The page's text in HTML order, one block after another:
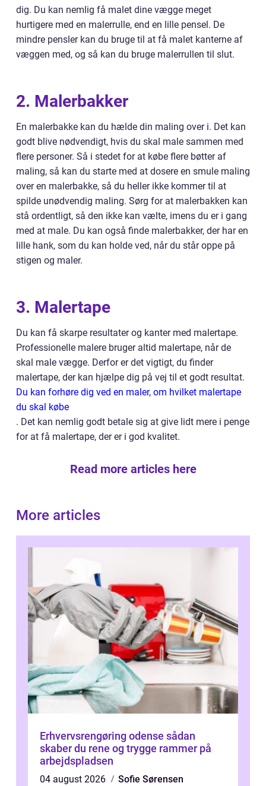
dig. Du kan nemlig få malet dine vægge meget
hurtigere med en malerrulle, end en lille pensel. De
mindre pensler kan du bruge til at få malet kanterne af
væggen med, og så kan du bruge malerrullen til slut.
2. Malerbakker
En malerbakke kan du hælde din maling over i. Det kan
godt blive nødvendigt, hvis du skal male sammen med
flere personer. Så i stedet for at købe flere bøtter af
maling, så kan du starte med at dosere en smule maling
over en malerbakke, så du heller ikke kommer til at
spilde unødvendig maling. Sørg for at malerbakken kan
stå ordentligt, så den ikke kan vælte, imens du er i gang
med at male. Du kan også finde malerbakker, der har en
lille hank, som du kan holde ved, når du står oppe på
stigen og maler.
3. Malertape
Du kan få skarpe resultater og kanter med malertape.
Professionelle malere bruger altid malertape, når de
skal male vægge. Derfor er det vigtigt, du finder
malertape, der kan hjælpe dig på vej til et godt resultat.
Du kan forhøre dig ved en maler, om hvilket malertape
du skal købe
. Det kan nemlig godt betale sig at give lidt mere i penge
for at få malertape, der er i god kvalitet.
Read more articles here
More articles
Erhvervsrengøring odense sådan
skaber du rene og trygge rammer på
arbejdspladsen
04 august 2026 Sofie Sørensen